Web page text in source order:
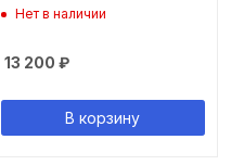
Нет в наличии
13 200 ₽
В корзину